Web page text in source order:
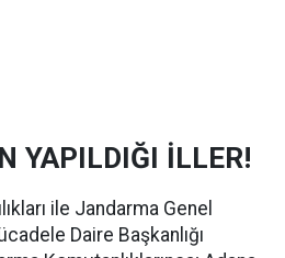
YAPILDIĞI İLLER!
ile Jandarma Genel
Daire Başkanlığı